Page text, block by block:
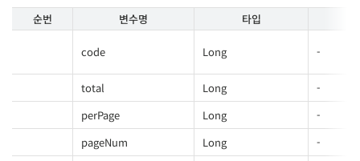
순번 변수명 타입
code Long -
total Long
-
perPage
Long
-
pageNum
Long
-